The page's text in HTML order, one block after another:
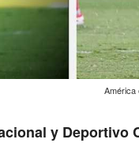
América
y Deportivo